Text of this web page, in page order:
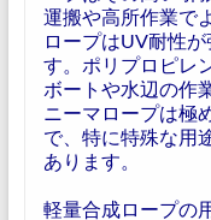
運搬や高所作業で
ロープはUV耐性
す。ポリプロピレ
ボートや水辺の作
ニーマロープは極
で、特に特殊な用
あります。
軽量合成ロープの